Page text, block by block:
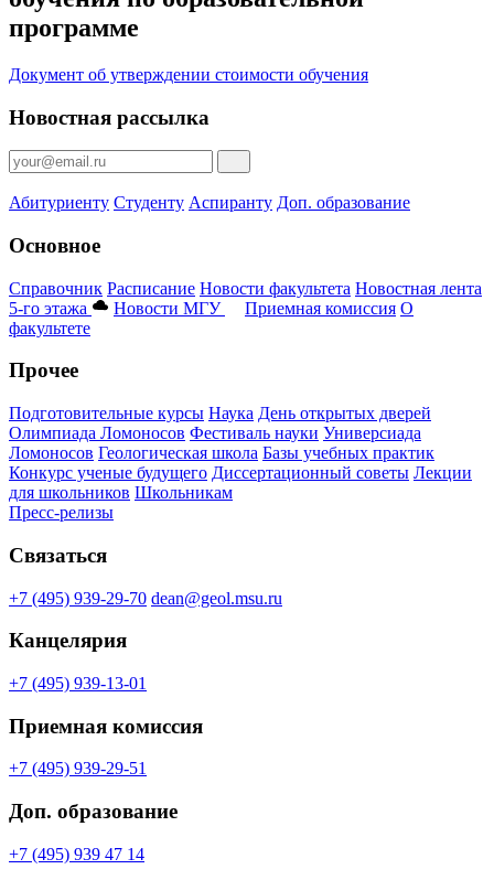
программе
Документ об утверждении стоимости обучения
Новостная рассылка
Абитуриенту Студенту Аспиранту Доп. образование
Основное
Справочник Расписание Новости факультета Новостная лента
5-го этажа
Новости МГУ Приемная комиссия О
факультете
Прочее
Подготовительные курсы Наука День открытых дверей
Олимпиада Ломоносов Фестиваль науки Универсиада
Ломоносов Геологическая школа Базы учебных практик
Конкурс ученые будущего Диссертационный советы Лекции
для школьников Школьникам
Пресс-релизы
Связаться
+7 (495) 939-29-70 dean@geol.msu.ru
Канцелярия
+7 (495) 939-13-01
Приемная комиссия
+7 (495) 939-29-51
Доп. образование
+7 (495) 939 47 14